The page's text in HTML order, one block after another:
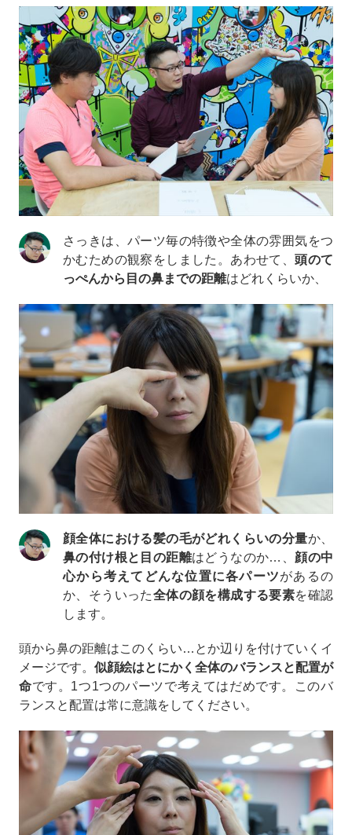
さっきは、パーツ毎の特徴や全体の雰囲気をつ
かむための観察をしました。あわせて、頭のて
っぺんから目の鼻までの距離はどれくらいか、
顔全体における髪の毛がどれくらいの分量か、
鼻の付け根と目の距離はどうなのか…、 顔の中
心から考えてどんな位置に各パーツがあるの
か、そういった全体の顔を構成する要素を確認
します。
頭から鼻の距離はこのくらい…とか辺りを付けていくイ
メージです。 似顔絵はとにかく全体のバランスと配置が
命です。1つ1つのパーツで考えてはだめです。このバ
ランスと配置は常に意識をしてください。